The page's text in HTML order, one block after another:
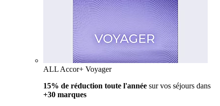
ALL Accor+ Voyager
15% de réduction toute l'année sur vos séjours dans
+30 marques